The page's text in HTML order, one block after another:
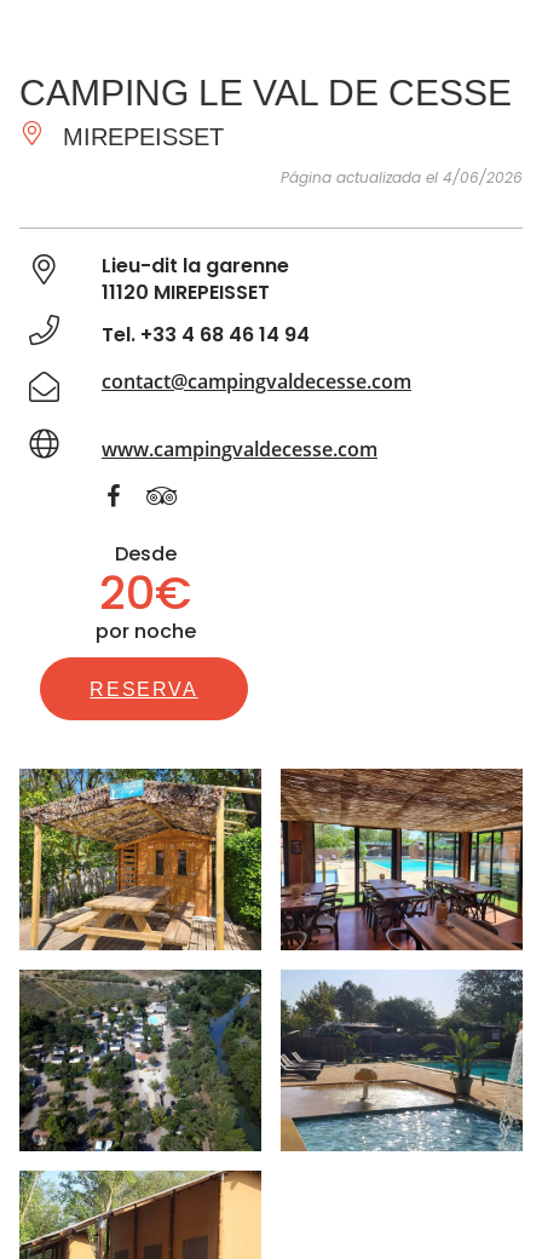
IMPRESCINDIBLES
HACER
INSPIRACIONES
CAMPING LE VAL DE CESSE
MIREPEISSET
Página actualizada el 4/06/2026
Lieu-dit la garenne
11120 MIREPEISSET
Tel. +33 4 68 46 14 94
contact@campingvaldecesse.com
www.campingvaldecesse.com
Desde
20€
por noche
RESERVA